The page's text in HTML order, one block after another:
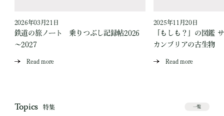
2026年03月21日
鉄道の旅ノート 乗りつぶし記録帖2026
～2027
Read more
2025年11月20日
「もしも？」の図鑑
カンブリアの古生物
Read more
Topics 特集 一覧